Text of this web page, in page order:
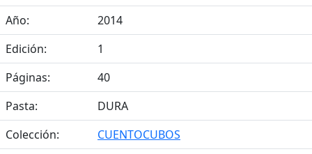
Año:
2014
Edición:
1
Páginas:
40
Pasta:
DURA
Colección:
CUENTOCUBOS